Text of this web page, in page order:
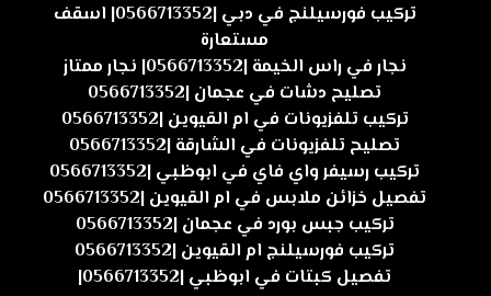
تركيب فورسيلنج في دبي |0566713352| اسقف
مستعارة
نجار في راس الخيمة |0566713352| نجار ممتاز
تصليح دشات في عجمان |0566713352
تركيب تلفزيونات في ام القيوين |0566713352
تصليح تلفزيونات في الشارقة |0566713352
تركيب رسيفر واي فاي في ابوظبي |0566713352
تفصيل خزائن ملابس في ام القيوين |0566713352
تركيب جبس بورد في عجمان |0566713352
تركيب فورسيلنج ام القيوين |0566713352
تفصيل كبتات في ابوظبي |0566713352|